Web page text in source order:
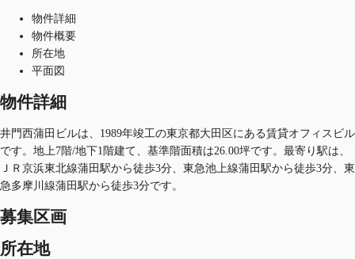
物件詳細
物件概要
所在地
平面図
物件詳細
井門西蒲田ビルは、1989年竣工の東京都大田区にある賃貸オフィスビル
です。地上7階/地下1階建て、基準階面積は26.00坪です。最寄り駅は、
ＪＲ京浜東北線蒲田駅から徒歩3分、東急池上線蒲田駅から徒歩3分、東
急多摩川線蒲田駅から徒歩3分です。
募集区画
所在地